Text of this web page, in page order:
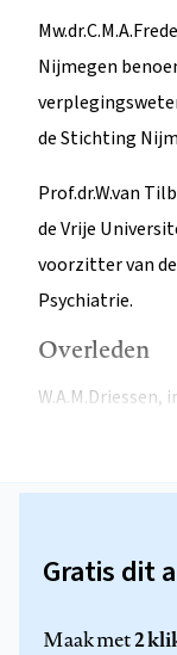
Nijmegen
de Stichting
Prof.dr.W.van
de Vrije
voorzitter van
Psychiatrie.
Overleden
Gratis dit
Maak met2